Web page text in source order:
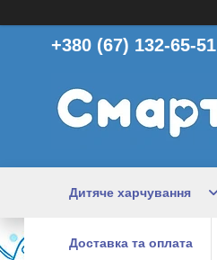
+380 (67) 132-65-51
Дитяче харчування
Доставка та оплата